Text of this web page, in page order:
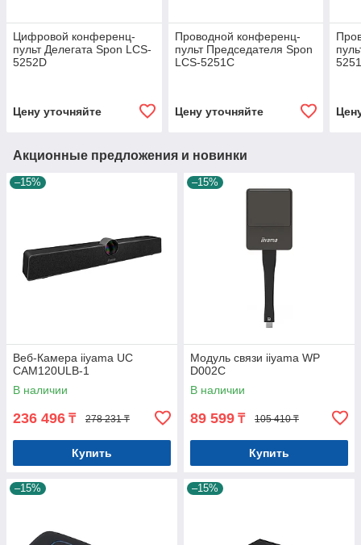
Цифровой конференц-
пульт Делегата Spon LCS-
5252D
Цену уточняйте
Проводной конференц-
пульт Председателя Spon
LCS-5251C
Цену уточняйте
Акционные предложения и новинки
–15%
Веб-Камера iiyama UC
CAM120ULB-1
В наличии
236 496 ₸ 278 231 ₸
Купить
–15%
Модуль связи iiyama WP
D002C
В наличии
89 599 ₸ 105 410 ₸
Купить
–15% –15%